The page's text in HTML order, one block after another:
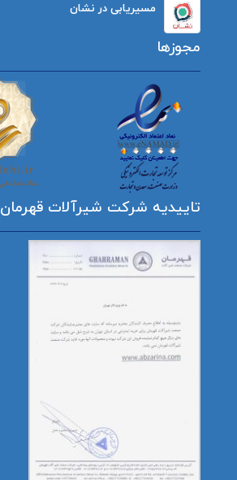
مسیریابی در نشان
مجوزها
تاییدیه شرکت شیرآلات قهرمان